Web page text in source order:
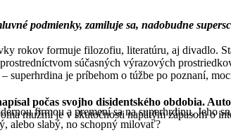
počas svojho disidentského obdobia.
mužmi je v skutočnosti napätým zápasom o
podmienky, zamiluje sa, nadobudne
rokov formuje filozofiu, literatúru, aj divadlo.
súčasných výrazových
je príbehom o túžbe po poznaní,
firmou a premení sa na superhrdinu. Jeho
alebo slabý, no schopný milovať?